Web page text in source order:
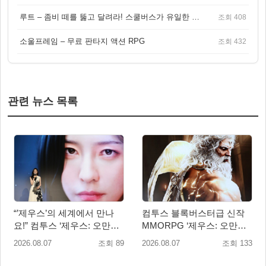
루트 – 좀비 떼를 뚫고 달려라! 스쿨버스가 유일한 집이 되는 4인 협동 생존 게임 조회 408
소울프레임 – 무료 판타지 액션 RPG 조회 432
관련 뉴스 목록
“’제우스’의 세계에서 만나
요!” 컴투스 ‘제우스: 오만의
신’ 쇼케이스 찾은 배우 박지
2026.08.07 조회 89
컴투스 블록버스터급 신작
MMORPG ‘제우스: 오만의
신’, 8월 26일 출시!
2026.08.07 조회 133